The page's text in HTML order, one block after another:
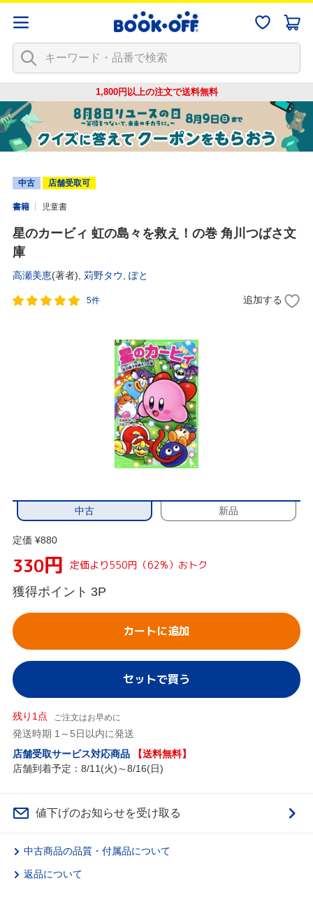
1,800円以上の注文で送料無料
中古 店舗受取可
書籍 児童書
星のカービィ 虹の島々を救え！の巻 角川つばさ文
庫
高瀬美恵(著者), 苅野タウ ぽと
5件 追加する
中古 新品
定価 ¥880
330円 定価より550円（62%）おトク
獲得ポイント 3P
カートに追加
セットで買う
残り1点 ご注文はお早めに
発送時期 1～5日以内に発送
店舗受取サービス対応商品
【送料無料】
店舗到着予定：8/11(火)～8/16(日)
値下げのお知らせを受け取る
中古商品の品質・付属品について
返品について